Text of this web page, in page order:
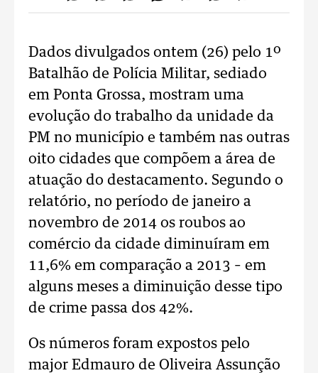
Dados divulgados ontem (26) pelo 1º
Batalhão de Polícia Militar, sediado
em Ponta Grossa, mostram uma
evolução do trabalho da unidade da
PM no município e também nas outras
oito cidades que compõem a área de
atuação do destacamento. Segundo o
relatório, no período de janeiro a
novembro de 2014 os roubos ao
comércio da cidade diminuíram em
11,6% em comparação a 2013 – em
alguns meses a diminuição desse tipo
de crime passa dos 42%.
Os números foram expostos pelo
major Edmauro de Oliveira Assunção